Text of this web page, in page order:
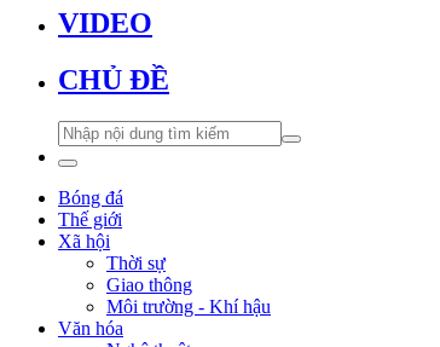
VIDEO
CHỦ ĐỀ
Bóng đá
Thế giới
Xã hội
Thời sự
Giao thông
Môi trường - Khí hậu
Văn hóa